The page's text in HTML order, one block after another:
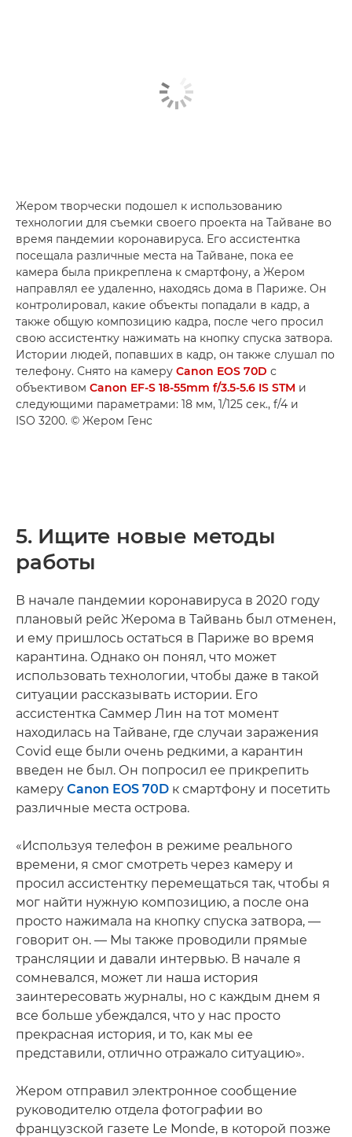
Жером творчески подошел к использованию
технологии для съемки своего проекта на Тайване во
время пандемии коронавируса. Его ассистентка
посещала различные места на Тайване, пока ее
камера была прикреплена к смартфону, а Жером
направлял ее удаленно, находясь дома в Париже. Он
контролировал, какие объекты попадали в кадр, а
также общую композицию кадра, после чего просил
свою ассистентку нажимать на кнопку спуска затвора.
Истории людей, попавших в кадр, он также слушал по
телефону. Снято на камеру Canon EOS 70D с
объективом Canon EF-S 18-55mm f/3.5-5.6 IS STM и
следующими параметрами: 18 мм, 1/125 сек., f/4 и
ISO 3200. © Жером Генс
5. Ищите новые методы
работы
В начале пандемии коронавируса в 2020 году
плановый рейс Жерома в Тайвань был отменен,
и ему пришлось остаться в Париже во время
карантина. Однако он понял, что может
использовать технологии, чтобы даже в такой
ситуации рассказывать истории. Его
ассистентка Саммер Лин на тот момент
находилась на Тайване, где случаи заражения
Covid еще были очень редкими, а карантин
введен не был. Он попросил ее прикрепить
камеру Canon EOS 70D к смартфону и посетить
различные места острова.
«Используя телефон в режиме реального
времени, я смог смотреть через камеру и
просил ассистентку перемещаться так, чтобы я
мог найти нужную композицию, а после она
просто нажимала на кнопку спуска затвора, —
говорит он. — Мы также проводили прямые
трансляции и давали интервью. В начале я
сомневался, может ли наша история
заинтересовать журналы, но с каждым днем я
все больше убеждался, что у нас просто
прекрасная история, и то, как мы ее
представили, отлично отражало ситуацию».
Жером отправил электронное сообщение
руководителю отдела фотографии во
французской газете Le Monde, в которой позже